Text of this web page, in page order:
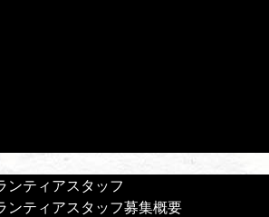
ンティアスタッフ
ンティアスタッフ募集概要